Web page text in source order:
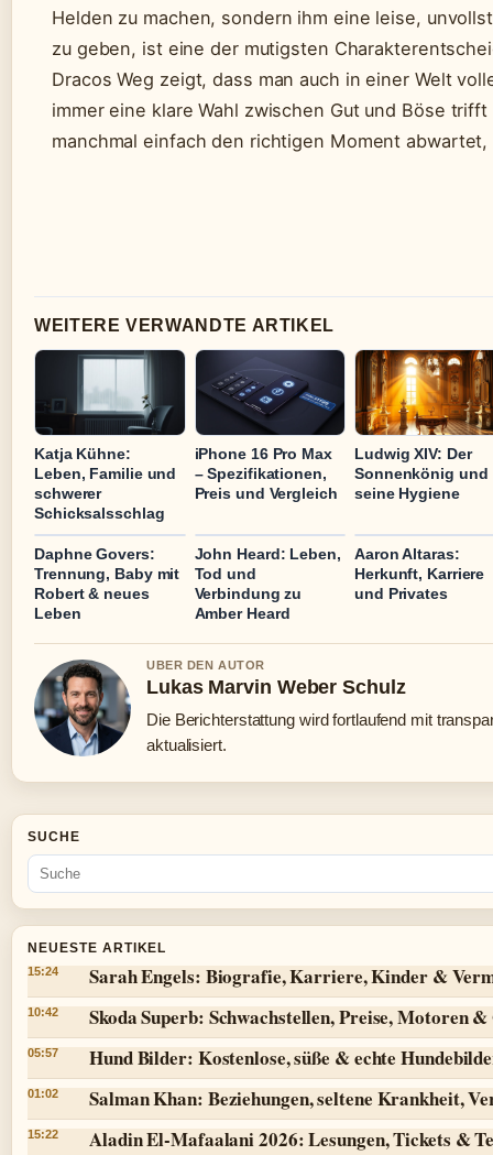
Helden zu machen, sondern ihm eine leise,
zu geben, ist eine der mutigsten
Dracos Weg zeigt, dass man auch in einer Welt
immer eine klare Wahl zwischen Gut und Böse trifft
manchmal einfach den richtigen Moment abwartet,
WEITERE VERWANDTE ARTIKEL
Katja Kühne:
Leben, Familie und
schwerer
Schicksalsschlag
iPhone 16 Pro Max
– Spezifikationen,
Preis und Vergleich
Ludwig XIV: Der
Sonnenkönig und
seine Hygiene
Daphne Govers:
Trennung, Baby mit
Robert & neues
Leben
John Heard: Leben,
Tod und
Verbindung zu
Amber Heard
Aaron Altaras:
Herkunft, Karriere
und Privates
UBER DEN AUTOR
Lukas Marvin Weber Schulz
Die Berichterstattung wird fortlaufend mit
aktualisiert.
SUCHE
NEUESTE ARTIKEL
15:24 Sarah Engels: Biografie, Karriere, Kinder &
10:42 Skoda Superb: Schwachstellen, Preise, Motoren
05:57 Hund Bilder: Kostenlose, süße & echte
01:02 Salman Khan: Beziehungen, seltene Krankheit,
15:22 Aladin El-Mafaalani 2026: Lesungen, Tickets &